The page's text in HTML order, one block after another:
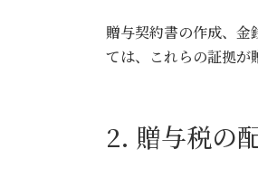
贈与契約書の作成、
ては、これらの証拠が
2. 贈与税の